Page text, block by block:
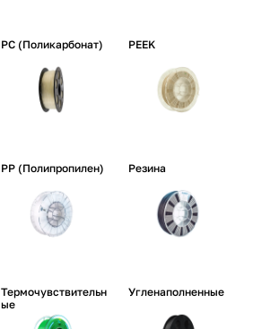
PC (Поликарбонат) PEEK
PP (Полипропилен) Резина
Термочувствительн
ые
Угленаполненные